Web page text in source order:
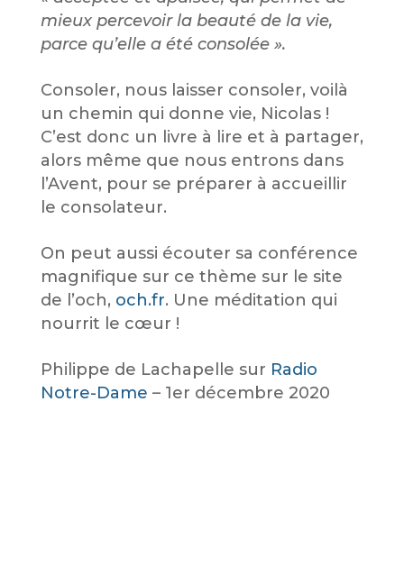
mieux percevoir la beauté de la vie,
parce qu’elle a été consolée ».
Consoler, nous laisser consoler, voilà
un chemin qui donne vie, Nicolas !
C’est donc un livre à lire et à partager,
alors même que nous entrons dans
l’Avent, pour se préparer à accueillir
le consolateur.
On peut aussi écouter sa conférence
magnifique sur ce thème sur le site
de l’och, och.fr. Une méditation qui
nourrit le cœur !
Philippe de Lachapelle sur Radio
Notre-Dame – 1er décembre 2020